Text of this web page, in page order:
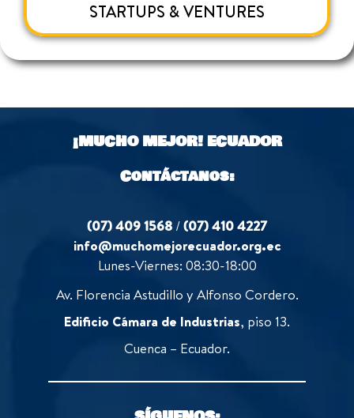
STARTUPS & VENTURES
¡MUCHO MEJOR!ECUADOR
Contáctanos:
(07) 409 1568 /(07) 410 4227
info@muchomejorecuador.org.ec
Lunes-Viernes: 08:30-18:00
Av. Florencia Astudillo y Alfonso Cordero.
Edificio Cámara de Industrias, piso 13.
Cuenca – Ecuador.